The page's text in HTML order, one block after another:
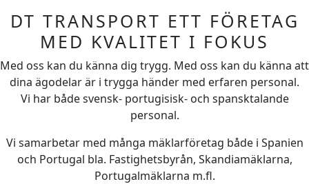
DT TRANSPORT ETT FÖRETAG
MED KVALITET I FOKUS
Med oss kan du känna dig trygg. Med oss kan du känna att
dina ägodelar är i trygga händer med erfaren personal.
Vi har både svensk- portugisisk- och spansktalande
personal.
Vi samarbetar med många mäklarföretag både i Spanien
och Portugal bla. Fastighetsbyrån, Skandiamäklarna,
Portugalmäklarna m.fl.